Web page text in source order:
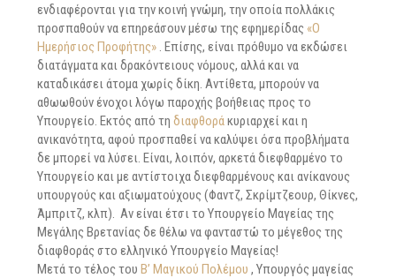
ενδιαφέρονται για την κοινή γνώμη, την οποία πολλάκις
προσπαθούν να επηρεάσουν μέσω της εφημερίδας «Ο
Ημερήσιος Προφήτης» . Επίσης, είναι πρόθυμο να εκδώσει
διατάγματα και δρακόντειους νόμους, αλλά και να
καταδικάσει άτομα χωρίς δίκη. Αντίθετα, μπορούν να
αθωωθούν ένοχοι λόγω παροχής βοήθειας προς το
Υπουργείο. Εκτός από τη διαφθοράκυριαρχεί και η
ανικανότητα, αφού προσπαθεί να καλύψει όσα προβλήματα
δε μπορεί να λύσει. Είναι, λοιπόν, αρκετά διεφθαρμένο το
Υπουργείο και με αντίστοιχα διεφθαρμένους και ανίκανους
υπουργούς και αξιωματούχους (Φαντζ, Σκρίμτζεουρ, Θίκνες,
Άμπριτζ, κλπ). Αν είναι έτσι το Υπουργείο Μαγείας της
Μεγάλης Βρετανίας δε θέλω να φανταστώ το μέγεθος της
διαφθοράς στο ελληνικό Υπουργείο Μαγείας!
Μετά το τέλος του Β’ Μαγικού Πολέμου , Υπουργός μαγείας